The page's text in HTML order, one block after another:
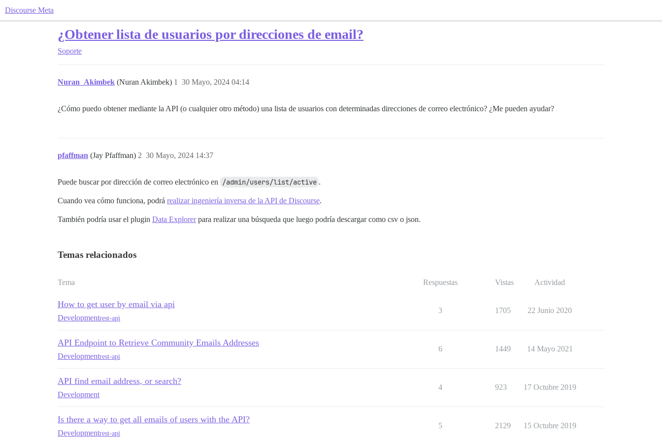
Discourse Meta
¿Obtener lista de usuarios por direcciones de email?
Soporte
Nuran_Akimbek (Nuran Akimbek) 30 Mayo, 2024 04:14
1
¿Cómo puedo obtener mediante la API (o cualquier otro método) una lista de usuarios con determinadas direcciones de correo electrónico? ¿Me pueden ayudar?
pfaffman (Jay Pfaffman) 30 Mayo, 2024 14:37
2
Puede buscar por dirección de correo electrónico en /admin/users/list/active .
Cuando vea cómo funciona, podrá realizar ingeniería inversa de la API de Discourse.
También podría usar el plugin Data Explorerpara realizar una búsqueda que luego podría descargar como csv o json.
Temas relacionados
Tema Respuestas Vistas Actividad
How to get user by email via api
Developmentrest-api
3 1705 22 Junio 2020
API Endpoint to Retrieve Community Emails Addresses
Developmentrest-api
6 1449 14 Mayo 2021
API find email address, or search?
Development
4 923 17 Octubre 2019
Is there a way to get all emails of users with the API?
Developmentrest-api
5 2129 15 Octubre 2019